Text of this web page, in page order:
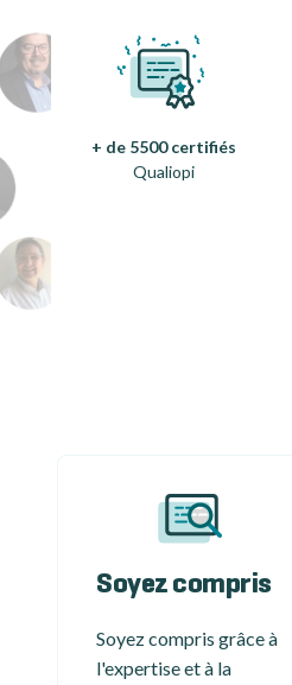
+ de 5500 certifiés
Qualiopi
Soyez compris
Soyez compris grâce à
l'expertise et à la